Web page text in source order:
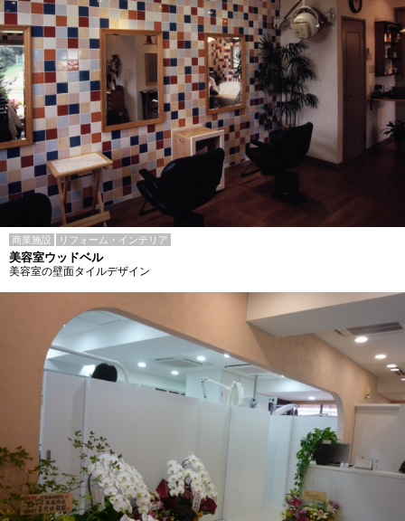
商業施設 リフォーム・インテリア
美容室ウッドベル
美容室の壁面タイルデザイン